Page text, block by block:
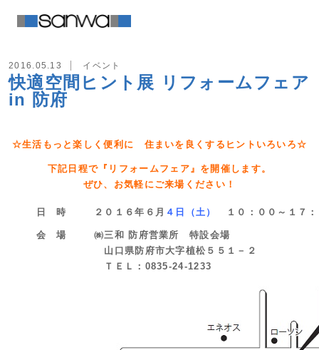
2016.05.13 イベント
快適空間ヒント展 リフォームフェア
in 防府
☆生活もっと楽しく便利に 住まいを良くするヒントいろいろ☆
下記日程で『リフォームフェア』を開催します。
ぜひ、お気軽にご来場ください！
日 時 ２０１６年６月 ４日（土） １０：００～１７
会 場
㈱三和 防府営業所 特設会場
山口県防府市大字植松５５１－２
ＴＥＬ：0835-24-1233